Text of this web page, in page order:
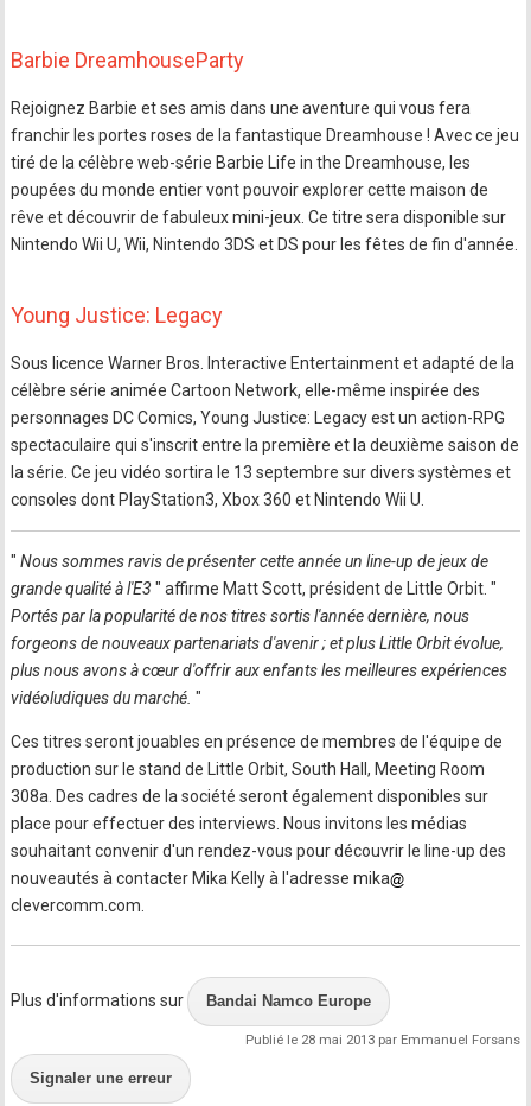
Barbie DreamhouseParty
Rejoignez Barbie et ses amis dans une aventure qui vous fera
franchir les portes roses de la fantastique Dreamhouse ! Avec ce jeu
tiré de la célèbre web-série Barbie Life in the Dreamhouse, les
poupées du monde entier vont pouvoir explorer cette maison de
rêve et découvrir de fabuleux mini-jeux. Ce titre sera disponible sur
Nintendo Wii U, Wii, Nintendo 3DS et DS pour les fêtes de fin d'année.
Young Justice: Legacy
Sous licence Warner Bros. Interactive Entertainment et adapté de la
célèbre série animée Cartoon Network, elle-même inspirée des
personnages DC Comics, Young Justice: Legacy est un action-RPG
spectaculaire qui s'inscrit entre la première et la deuxième saison de
la série. Ce jeu vidéo sortira le 13 septembre sur divers systèmes et
consoles dont PlayStation3, Xbox 360 et Nintendo Wii U.
" Nous sommes ravis de présenter cette année un line-up de jeux de
grande qualité à l'E3" affirme Matt Scott, président de Little Orbit. "
Portés par la popularité de nos titres sortis l'année dernière, nous
forgeons de nouveaux partenariats d'avenir ; et plus Little Orbit évolue,
plus nous avons à cœur d'offrir aux enfants les meilleures expériences
vidéoludiques du marché."
Ces titres seront jouables en présence de membres de l'équipe de
production sur le stand de Little Orbit, South Hall, Meeting Room
308a. Des cadres de la société seront également disponibles sur
place pour effectuer des interviews. Nous invitons les médias
souhaitant convenir d'un rendez-vous pour découvrir le line-up des
nouveautés à contacter Mika Kelly à l'adresse mika
clevercomm.com.
Plus d'informations sur Bandai Namco Europe
Publié le 28 mai 2013 par Emmanuel Forsans
Signaler une erreur